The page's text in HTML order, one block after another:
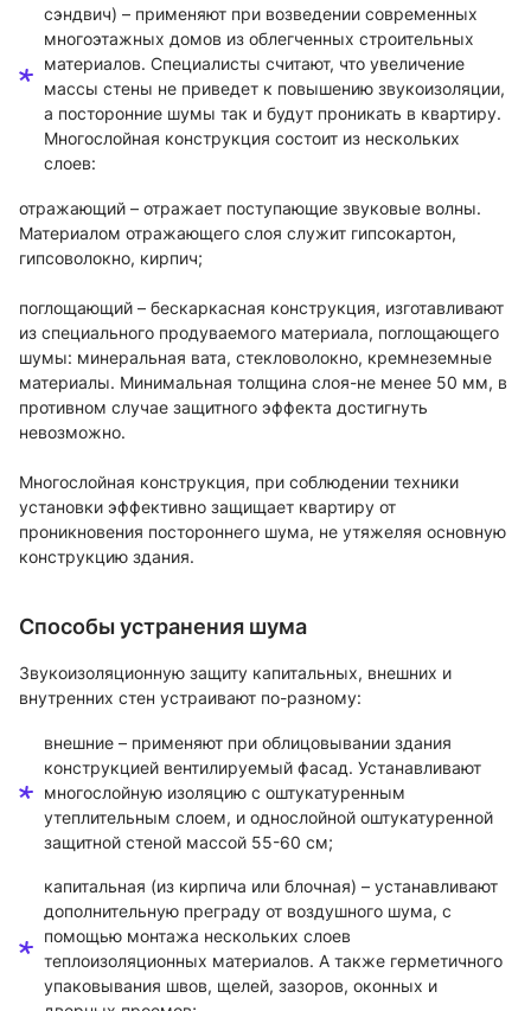
сэндвич) – применяют при возведении современных
многоэтажных домов из облегченных строительных
материалов. Специалисты считают, что увеличение
массы стены не приведет к повышению звукоизоляции,
а посторонние шумы так и будут проникать в квартиру.
Многослойная конструкция состоит из нескольких
слоев:
отражающий – отражает поступающие звуковые волны.
Материалом отражающего слоя служит гипсокартон,
гипсоволокно, кирпич;
поглощающий – бескаркасная конструкция, изготавливают
из специального продуваемого материала, поглощающего
шумы: минеральная вата, стекловолокно, кремнеземные
материалы. Минимальная толщина слоя-не менее 50 мм, в
противном случае защитного эффекта достигнуть
невозможно.
Многослойная конструкция, при соблюдении техники
установки эффективно защищает квартиру от
проникновения постороннего шума, не утяжеляя основную
конструкцию здания.
Способы устранения шума
Звукоизоляционную защиту капитальных, внешних и
внутренних стен устраивают по-разному:
внешние – применяют при облицовывании здания
конструкцией вентилируемый фасад. Устанавливают
многослойную изоляцию с оштукатуренным
утеплительным слоем, и однослойной оштукатуренной
защитной стеной массой 55-60 см;
капитальная (из кирпича или блочная) – устанавливают
дополнительную преграду от воздушного шума, с
помощью монтажа нескольких слоев
теплоизоляционных материалов. А также герметичного
упаковывания швов, щелей, зазоров, оконных и